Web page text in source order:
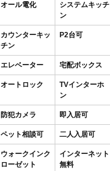
オール電化
システムキッチ
ン
カウンターキッ
チン
P2台可
エレベーター 宅配ボックス
オートロック
TVインターホ
ン
防犯カメラ 即入居可
ペット相談可 二人入居可
ウォークインク
ローゼット
インターネット
無料